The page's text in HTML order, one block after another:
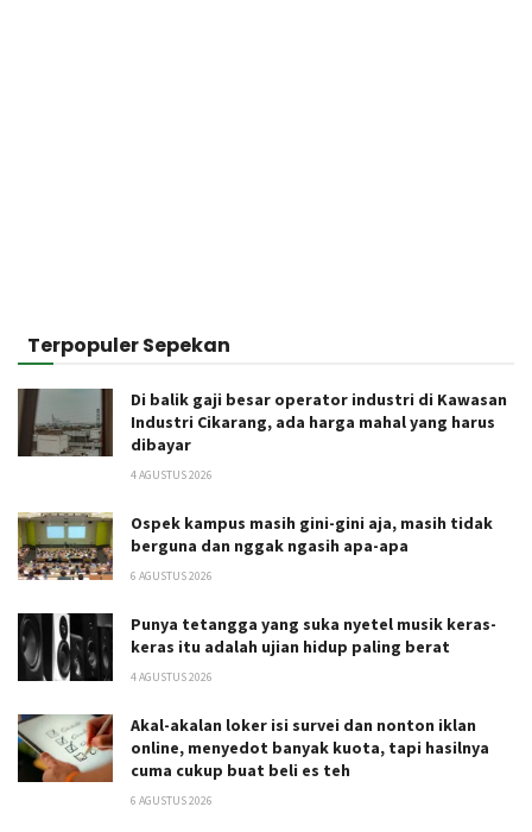
Terpopuler Sepekan
Di balik gaji besar operator industri di Kawasan
Industri Cikarang, ada harga mahal yang harus
dibayar
4 AGUSTUS 2026
Ospek kampus masih gini-gini aja, masih tidak
berguna dan nggak ngasih apa-apa
6 AGUSTUS 2026
Punya tetangga yang suka nyetel musik keras-
keras itu adalah ujian hidup paling berat
4 AGUSTUS 2026
Akal-akalan loker isi survei dan nonton iklan
online, menyedot banyak kuota, tapi hasilnya
cuma cukup buat beli es teh
6 AGUSTUS 2026